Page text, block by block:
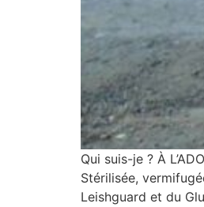
Qui suis-je ? À
Stérilisée,
Leishguard et du